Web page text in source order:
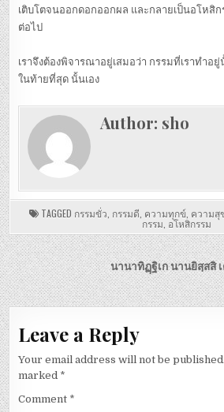
เติบโตจนออกดอกออกผล และกลายเป็นอโหสิ
ต่อไป
เราจึงต้องพิจารณาอยู่เสมอว่า กรรมที่เราทำอ
ในท้ายที่สุด นั้นเอง
Author: sho
TAGGED กรรมขั่ว กรรมดี ความทุกข์ ความสุ
กรรม อโหสิกรรม
Post navigation
นานาทิฏฺฐิเก นานยิสฺสสิ
Leave a Reply
Your email address will not be published.
marked *
Comment *